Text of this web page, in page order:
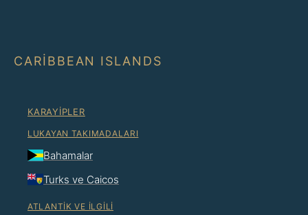
CARIBBEAN ISLANDS
KARAYIPLER
LUKAYAN TAKIMADALARI
Bahamalar
Turks ve Caicos
ATLANTIK VE İLGILI